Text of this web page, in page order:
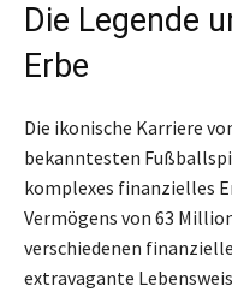
Die Legende
Erbe
Die ikonische Karriere
bekanntesten
komplexes finanzielles
Vermögens von 63
verschiedenen
extravagante